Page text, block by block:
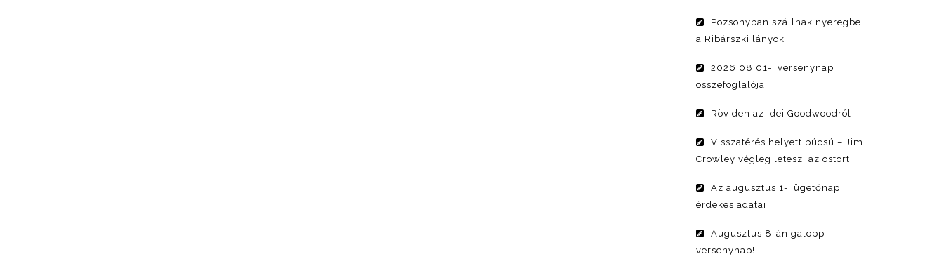
Pozsonyban szállnak nyeregbe
a Ribárszki lányok
2026.08.01-i versenynap
összefoglalója
Röviden az idei Goodwoodról
Visszatérés helyett búcsú – Jim
Crowley végleg leteszi az ostort
Az augusztus 1-i ügetőnap
érdekes adatai
Augusztus 8-án galopp
versenynap!